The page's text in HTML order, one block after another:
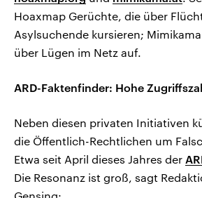
Hoaxmap Gerüchte, die über
Asylsuchende kursieren; Mimikama
über Lügen im Netz auf.
ARD-Faktenfinder: Hohe
Neben diesen privaten Initiativen
die Öffentlich-Rechtlichen um
Etwa seit April dieses Jahres der
Die Resonanz ist groß, sagt